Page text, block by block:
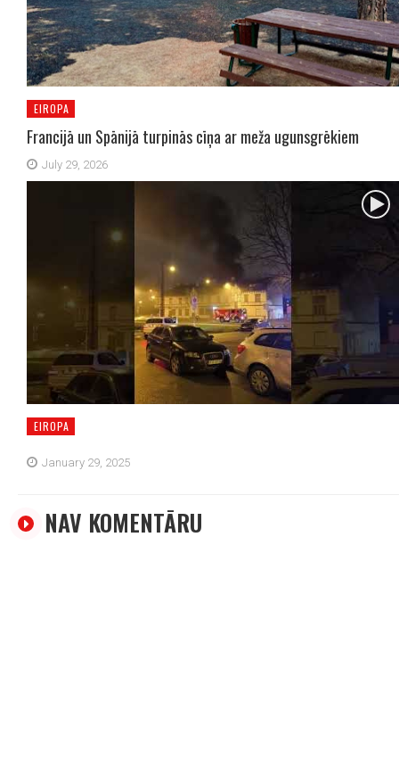
EIROPA
Francijā un Spānijā turpinās cīņa ar meža ugunsgrēkiem
July 29, 2026
EIROPA
January 29, 2025
NAV KOMENTĀRU